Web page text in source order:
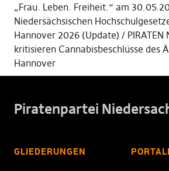
„Frau. Leben. Freiheit.“ am
Niedersächsischen
Hannover 2026 (Update)
kritisieren Cannabisbeschlüsse des
Hannover
Piratenpartei
GLIEDERUNGEN